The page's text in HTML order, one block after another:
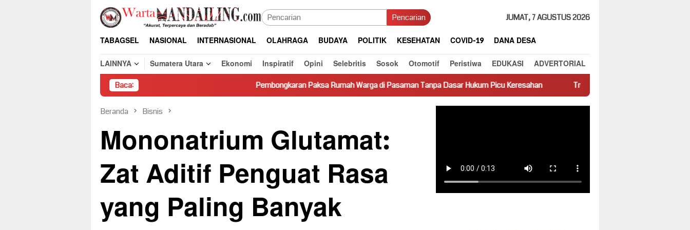
Loncat
konten
Pencarian JUMAT, 7 AGUSTUS 2026
TABAGSEL NASIONAL INTERNASIONAL OLAHRAGA BUDAYA POLITIK KESEHATAN COVID-19
DANA DESA
LAINNYA
Sumatera Utara Ekonomi Inspiratif Opini Selebritis Sosok Otomotif Peristiwa EDUKASI ADVERTORIAL
Baca: Pembongkaran Paksa Rumah Warga di Pasaman Tanpa Dasar Hukum Picu Keresahan Truk Miring Hambat Arus Lalu Lintas di Jalan
Beranda Bisnis
Mononatrium Glutamat:
Zat Aditif Penguat Rasa
yang Paling Banyak